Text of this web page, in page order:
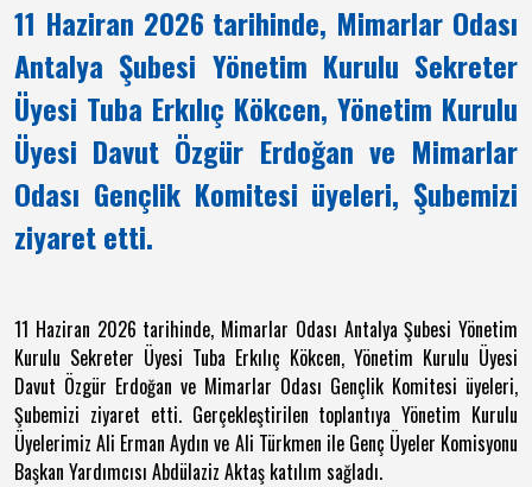
11 Haziran 2026 tarihinde, Mimarlar Odası
Antalya Şubesi Yönetim Kurulu Sekreter
Üyesi Tuba Erkılıç Kökcen, Yönetim Kurulu
Üyesi Davut Özgür Erdoğan ve Mimarlar
Odası Gençlik Komitesi üyeleri, Şubemizi
ziyaret etti.
11 Haziran 2026 tarihinde, Mimarlar Odası Antalya Şubesi Yönetim
Kurulu Sekreter Üyesi Tuba Erkılıç Kökcen, Yönetim Kurulu Üyesi
Davut Özgür Erdoğan ve Mimarlar Odası Gençlik Komitesi üyeleri,
Şubemizi ziyaret etti. Gerçekleştirilen toplantıya Yönetim Kurulu
Üyelerimiz Ali Erman Aydın ve Ali Türkmen ile Genç Üyeler Komisyonu
Başkan Yardımcısı Abdülaziz Aktaş katılım sağladı.